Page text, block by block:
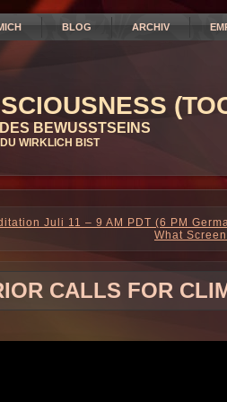
BLOG ARCHIV
BEWUSSTSEINS
WIRKLICH BIST
Juli 11 – 9 AM PDT (6 PM
What
CALLS FOR